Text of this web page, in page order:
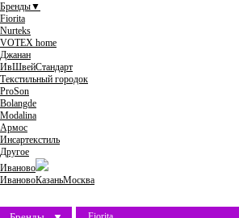
Бренды▼
Fiorita
Nurteks
VOTEX home
Джанан
ИвШвейСтандарт
Текстильный городок
ProSon
Bolangde
Modalina
Армос
Инсартекстиль
Другое
Иваново
ИвановоКазаньМосква